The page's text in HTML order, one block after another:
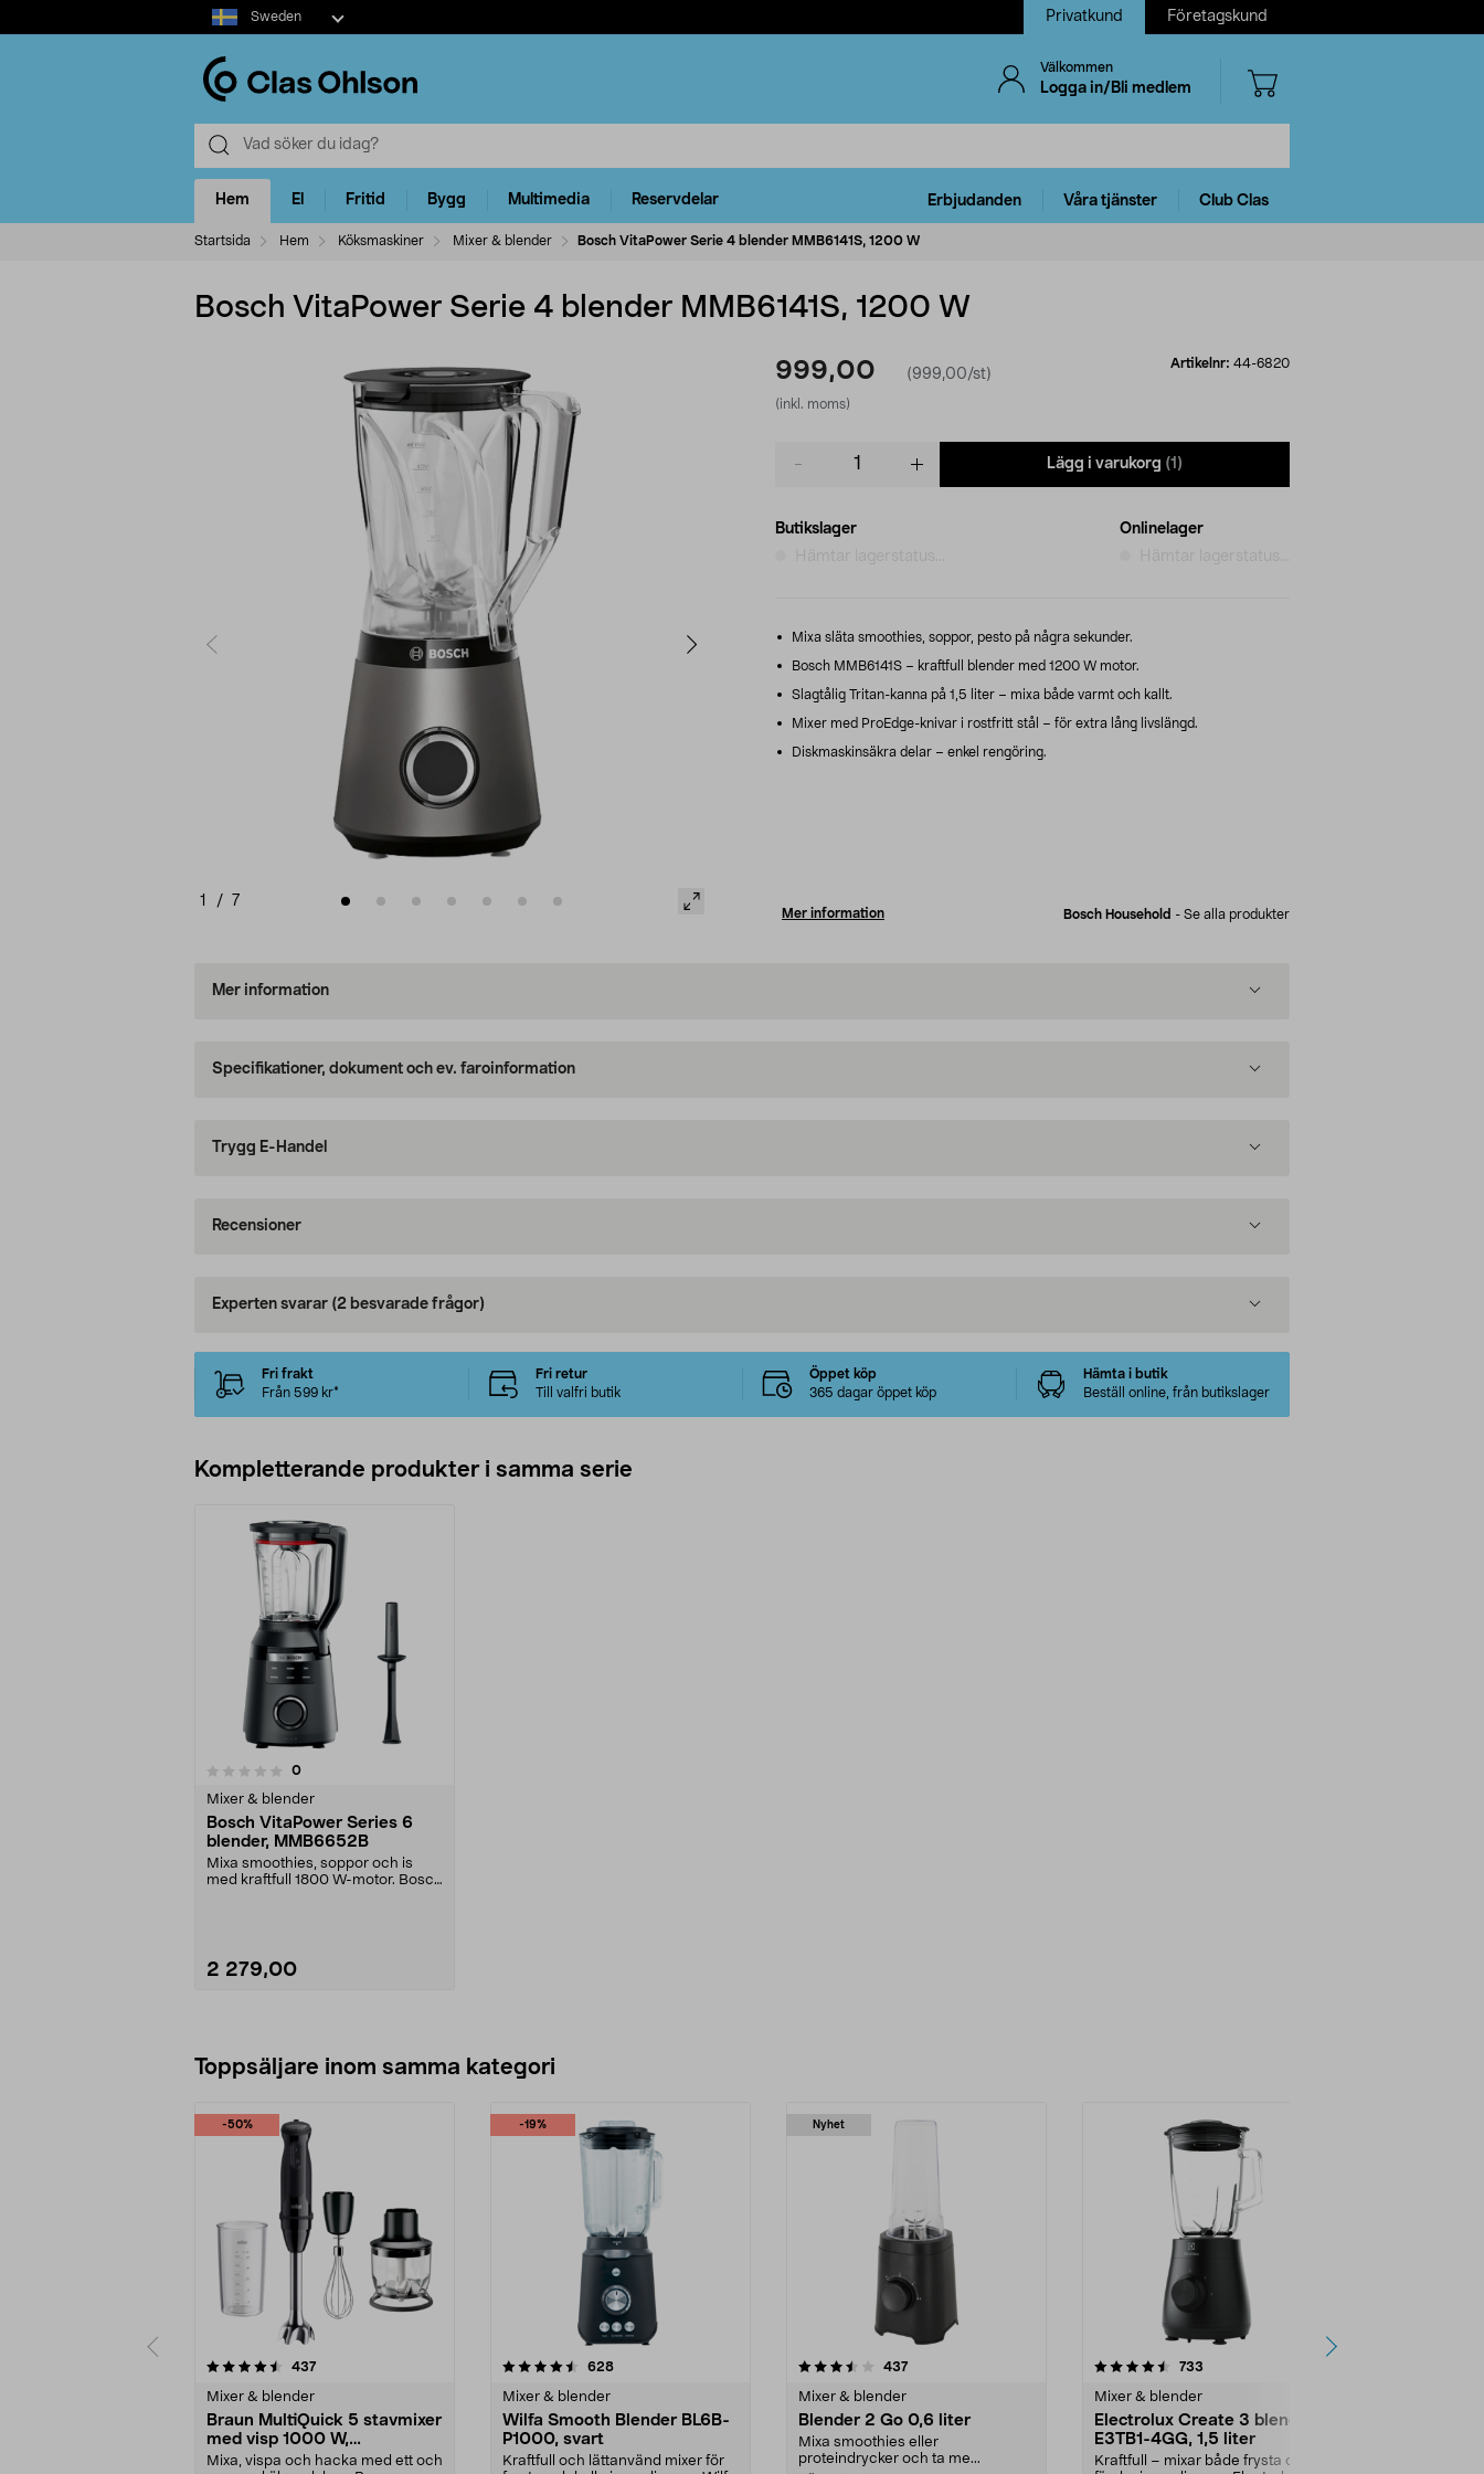
Select
market
Sweden Privatkund Företagskund
Välkommen
Logga in/Bli medlem
Hem El Fritid Bygg Multimedia Reservdelar Erbjudanden Våra tjänster Club Clas
Startsida Hem Köksmaskiner Mixer & blender Bosch VitaPower Serie 4 blender MMB6141S, 1200 W
Bosch VitaPower Serie 4 blender MMB6141S, 1200 W
1 / 7
999,00 (999,00/st)
(inkl. moms)
Artikelnr: 44-6820
Lägg i varukorg (1)
Butikslager
Onlinelager
Mixa släta smoothies, soppor, pesto på några sekunder.
Bosch MMB6141S – kraftfull blender med 1200 W motor.
Slagtålig Tritan-kanna på 1,5 liter – mixa både varmt och kallt.
Mixer med ProEdge-knivar i rostfritt stål – för extra lång livslängd.
Diskmaskinsäkra delar – enkel rengöring.
Mer information Bosch Household - Se alla produkter
Mer information
Specifikationer, dokument och ev. faroinformation
Trygg E-Handel
Recensioner
Experten svarar (2 besvarade frågor)
Fri frakt
Från 599 kr*
Fri retur
Till valfri butik
Öppet köp
365 dagar öppet köp
Hämta i butik
Beställ online, från butikslager
Kompletterande produkter i samma serie
0recensioner
Mixer & blender
Bosch VitaPower Series 6
blender, MMB6652B
Mixa smoothies, soppor och is
med kraftfull 1800 W-motor. Bosch
2 279,00
Toppsäljare inom samma kategori
-50%
437recensioner
Mixer & blender
Braun MultiQuick 5 stavmixer
med visp 1000 W,
MQ50202M
Mixa, vispa och hacka med ett och
-19%
4.5 av 5 stjärnor 628recensioner
Mixer & blender
Wilfa Smooth Blender BL6B-
P1000, svart
Kraftfull och lättanvänd mixer för
Nyhet
3.5 av 5 stjärnor 437recensioner
Mixer & blender
Blender 2 Go 0,6 liter
Mixa smoothies eller
proteindrycker och ta me...
4.5 av 5 stjärnor 733
Mixer & blender
Electrolux Create 3 blender,
E3TB1-4GG, 1,5 liter
Kraftfull – mixar både frysta och
4.0 av 5 stjärnor